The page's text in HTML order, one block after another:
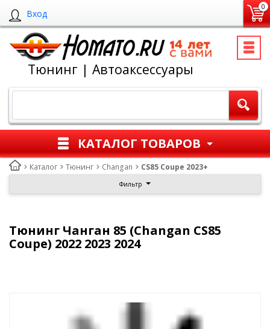
Вход
0
Тюнинг | Автоаксессуары
КАТАЛОГ ТОВАРОВ
Каталог Тюнинг Changan CS85 Coupe 2023+
Фильтр
Тюнинг Чанган 85 (Changan CS85
Coupe) 2022 2023 2024